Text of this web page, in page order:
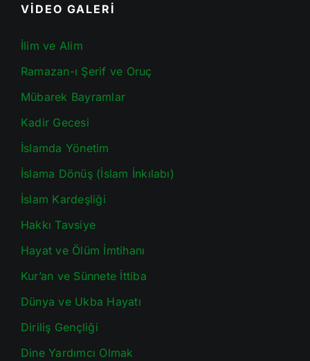
VİDEO GALERİ
İlim ve Alim
Ramazan-ı Şerif ve Oruç
Mübarek Bayramlar
Kadir Gecesi
İslamda Yönetim
İslama Dönüş (İslam İnkılabı)
İslam Kardeşliği
Hakkı Tavsiye
Hayat ve Ölüm İmtihanı
Kur’an ve Sünnete İttiba
Dünya ve Ukba Hayatı
Diriliş Gençliği
Dine Yardımcı Olmak